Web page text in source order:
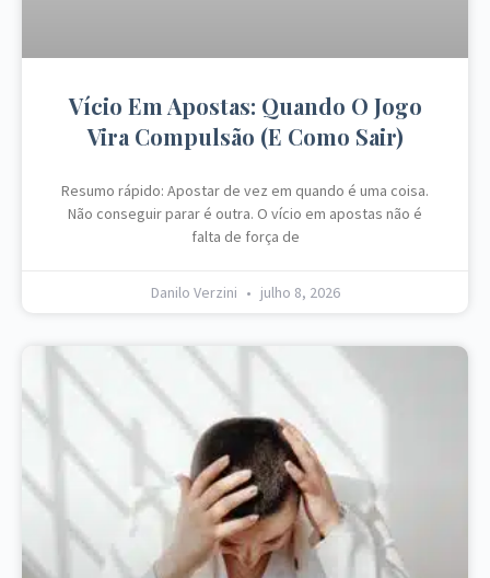
Vício Em Apostas: Quando O Jogo
Vira Compulsão (e Como Sair)
Resumo rápido: Apostar de vez em quando é uma coisa.
Não conseguir parar é outra. O vício em apostas não é
falta de força de
Danilo Verzini julho 8, 2026